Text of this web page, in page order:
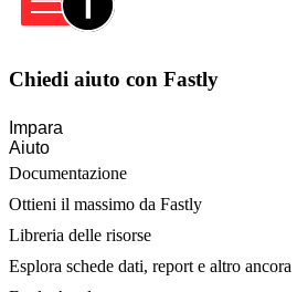
Chiedi aiuto con Fastly
Impara
Aiuto
Documentazione
Ottieni il massimo da Fastly
Libreria delle risorse
Esplora schede dati, report e altro ancora